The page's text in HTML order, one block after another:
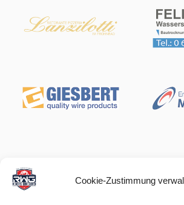
Cookie-Zustimmung